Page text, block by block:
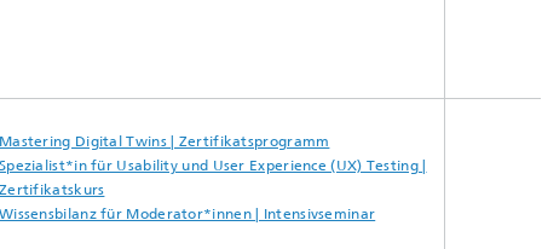
Digital Twins | Zertifikatsprogramm
für Usability und User Experience (UX) Testing |
für Moderator*innen | Intensivseminar